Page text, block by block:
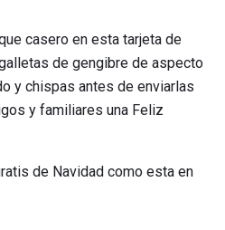
casero en esta tarjeta de
de gengibre de aspecto
y chispas antes de enviarlas
y familiares una Feliz
de Navidad como esta en